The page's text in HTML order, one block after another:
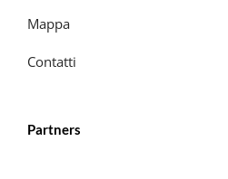
Mappa
Contatti
Partners